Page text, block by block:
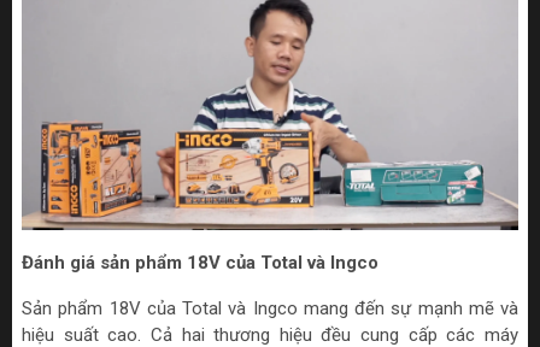
Đánh giá sản phẩm 18V của Total và Ingco
Sản phẩm 18V của Total và Ingco mang đến sự mạnh mẽ và
hiệu suất cao. Cả hai thương hiệu đều cung cấp các máy